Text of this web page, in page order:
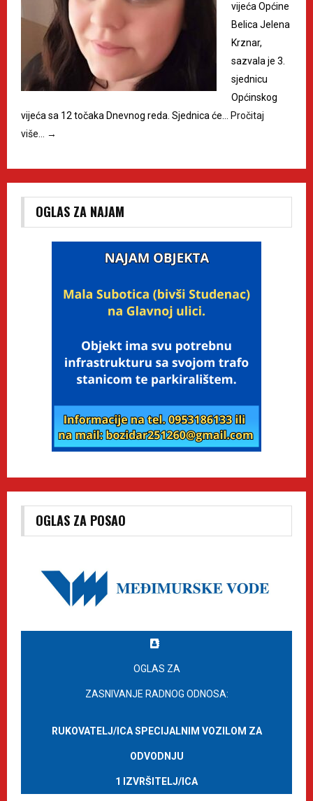
vijeća Općine
Belica Jelena
Krznar,
sazvala je 3.
sjednicu
Općinskog
vijeća sa 12 točaka Dnevnog reda. Sjednica će…
Pročitaj
više…
→
OGLAS ZA NAJAM
OGLAS ZA POSAO
OGLAS ZA
ZASNIVANJE RADNOG ODNOSA:
RUKOVATELJ/ICA SPECIJALNIM VOZILOM ZA
ODVODNJU
1 IZVRŠITELJ/ICA